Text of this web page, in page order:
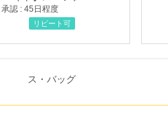
承認 : 45日程度
リピート可